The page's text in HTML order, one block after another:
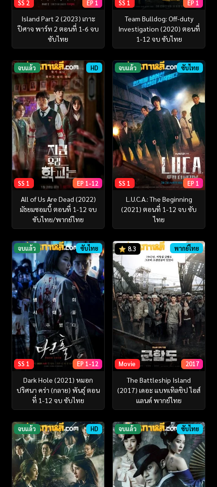
SS 2 EP 1
Island Part 2 (2023) เกาะ
ปีศาจ พาร์ท 2 ตอนที่ 1-6 จบ
ซับไทย
SS 1 EP 1
Team Bulldog: Off-duty
Investigation (2020) ตอนที่
1-12 จบ ซับไทย
จบแล้ว HD
SS 1 EP 1-12
All of Us Are Dead (2022)
มัธยมซอมบี้ ตอนที่ 1-12 จบ
ซับไทย/พากย์ไทย
จบแล้ว ซับไทย
SS 1 EP 1
L.U.C.A.: The Beginning
(2021) ตอนที่ 1-12 จบ ซับ
ไทย
จบแล้ว ซับไทย
SS 1 EP 1-12
Dark Hole (2021) หมอก
ปริศนา คร่า (กลาย) พันธุ์ ตอน
ที่ 1-12 จบ ซับไทย
8.3 พากย์ไทย
Movie 2017
The Battleship Island
(2017) เดอะ แบทเทิลชิป ไอส์
แลนด์ พากย์ไทย
จบแล้ว HD จบแล้ว ซับไทย